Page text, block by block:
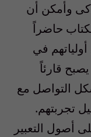
وأمكن أن
حاضراً
في
قارئاً
التواصل مع
تجربتهم.
أصول التعبير